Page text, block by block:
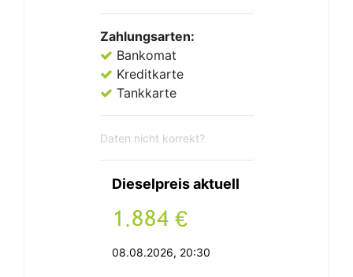
Zahlungsarten:
Bankomat
Kreditkarte
Tankkarte
Daten nicht korrekt?
Dieselpreis aktuell
. €
08.08.2026, 20:30